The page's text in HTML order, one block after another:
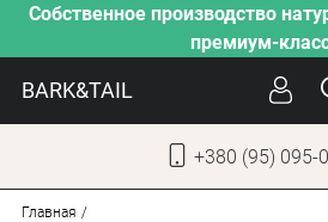
Собственное производство
премиум-
BARK&TAIL
+380 (95) 095-
Главная